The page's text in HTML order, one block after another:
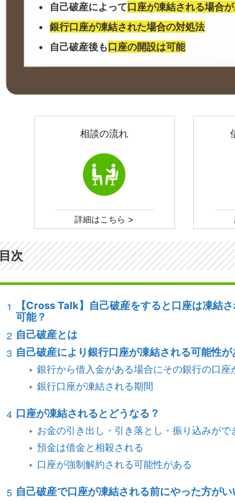
自己破産によって口座が凍結される場合
銀行口座が凍結された場合の対処法
自己破産後も口座の開設は可能
相談の流れ
詳細はこちら >
目次
【Cross Talk】自己破産をすると口座は凍結
可能？
自己破産とは
自己破産により銀行口座が凍結される可能性が
銀行から借入金がある場合にその銀行の口座
銀行口座が凍結される期間
口座が凍結されるとどうなる？
お金の引き出し・引き落とし・振り込みがで
預金は借金と相殺される
口座が強制解約される可能性がある
自己破産で口座が凍結される前にやった方がい